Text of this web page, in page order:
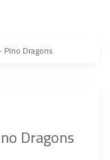
Dragons
Dragons